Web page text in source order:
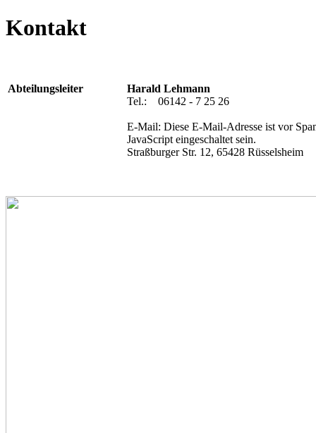
Kontakt
Abteilungsleiter
Harald Lehmann
Tel.: 06142 - 7 25 26
E-Mail: Diese E-Mail-Adresse ist vor
JavaScript eingeschaltet sein.
Straßburger Str. 12, 65428 Rüsselsheim